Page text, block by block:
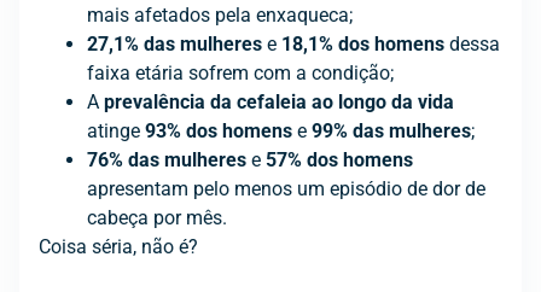
mais afetados pela enxaqueca;
27,1% das mulheres e 18,1% dos homens dessa
faixa etária sofrem com a condição;
A prevalência da cefaleia ao longo da vida
atinge 93% dos homens e 99% das mulheres;
76% das mulheres e 57% dos homens
apresentam pelo menos um episódio de dor de
cabeça por mês.
Coisa séria, não é?